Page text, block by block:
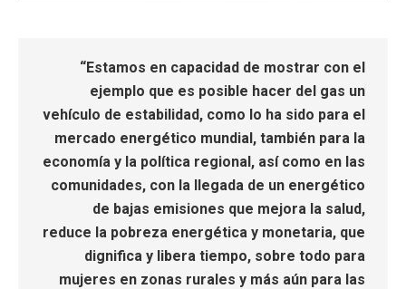
“Estamos en capacidad de mostrar con el
ejemplo que es posible hacer del gas un
vehículo de estabilidad, como lo ha sido para el
mercado energético mundial, también para la
economía y la política regional, así como en las
comunidades, con la llegada de un energético
de bajas emisiones que mejora la salud,
reduce la pobreza energética y monetaria, que
dignifica y libera tiempo, sobre todo para
mujeres en zonas rurales y más aún para las